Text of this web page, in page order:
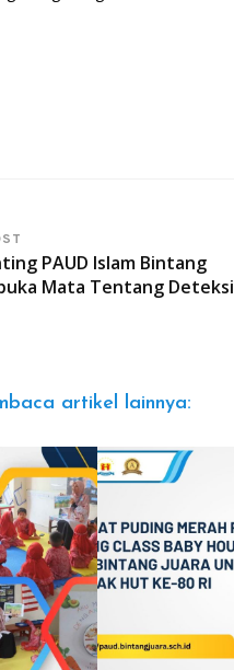
PAUD Islam Bintang
Mata Tentang Deteksi
artikel lainnya: